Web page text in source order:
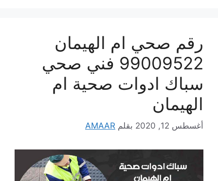
رقم صحي ام الهيمان
99009522 فني صحي
سباك ادوات صحية ام
الهيمان
أغسطس 12, 2020 بقلم AMAAR